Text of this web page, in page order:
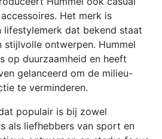
Het merk is
lifestylemerk dat bekend staat
stijlvolle ontwerpen. Hummel
op duurzaamheid en heeft
gelanceerd om de milieu-
te verminderen.
populair is bij zowel
als liefhebbers van sport en